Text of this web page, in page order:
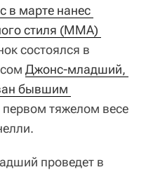
в марте нанес
стиля (MMA)
состоялся в
Джонс-младший,
бывшим
первом тяжелом весе
проведет в